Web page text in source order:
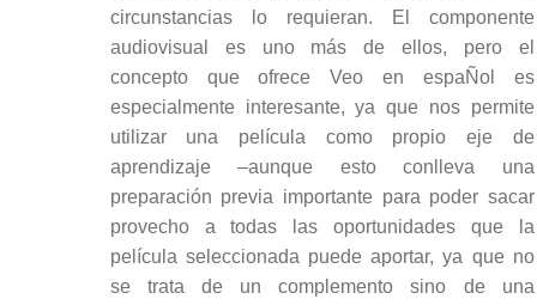
circunstancias lo requieran. El componente
audiovisual es uno más de ellos, pero el
concepto que ofrece Veo en espaÑol es
especialmente interesante, ya que nos permite
utilizar una película como propio eje de
aprendizaje –aunque esto conlleva una
preparación previa importante para poder sacar
provecho a todas las oportunidades que la
película seleccionada puede aportar, ya que no
se trata de un complemento sino de una